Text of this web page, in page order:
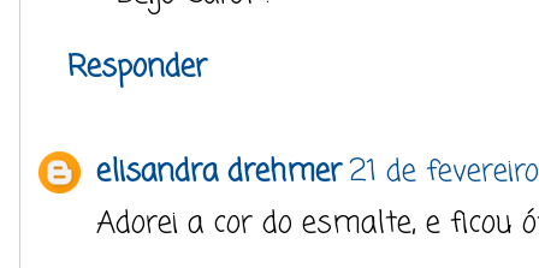
Responder
elisandra drehmer21 de
Adorei a cor do esmalte, e ficou